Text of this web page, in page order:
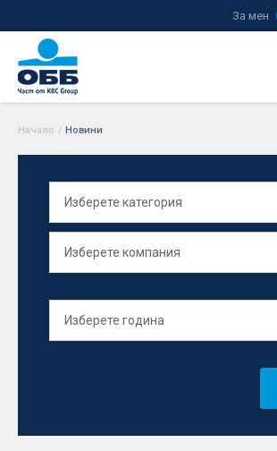
За мен
Начало / Новини